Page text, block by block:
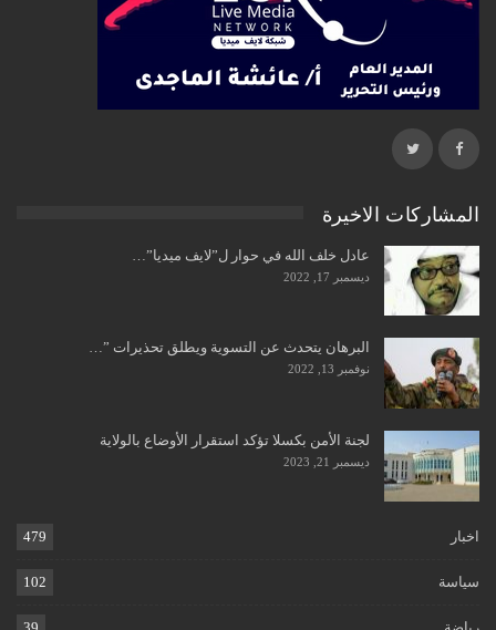
المشاركات الاخيرة
عادل خلف الله في حوار ل”لايف ميديا”…
ديسمبر 17, 2022
البرهان يتحدث عن التسوية ويطلق تحذيرات ”…
نوفمبر 13, 2022
لجنة الأمن بكسلا تؤكد استقرار الأوضاع بالولاية
ديسمبر 21, 2023
اخبار 479
سياسة 102